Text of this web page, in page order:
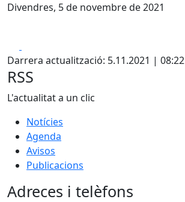
Divendres, 5 de novembre de 2021
Darrera actualització: 5.11.2021 | 08:22
RSS
L'actualitat a un clic
Notícies
Agenda
Avisos
Publicacions
Adreces i telèfons